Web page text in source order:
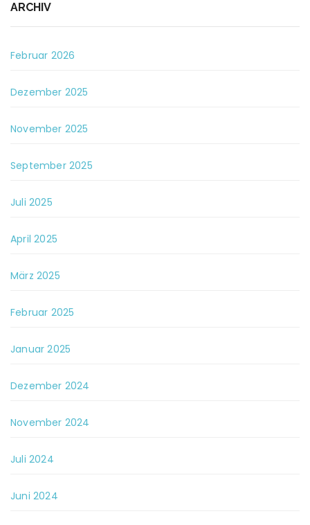
ARCHIV
Februar 2026
Dezember 2025
November 2025
September 2025
Juli 2025
April 2025
März 2025
Februar 2025
Januar 2025
Dezember 2024
November 2024
Juli 2024
Juni 2024